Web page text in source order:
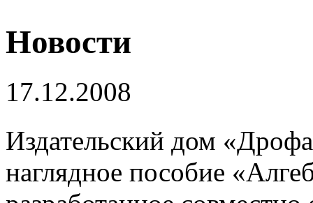
Новости
17.12.2008
Издательский дом
наглядное пособие